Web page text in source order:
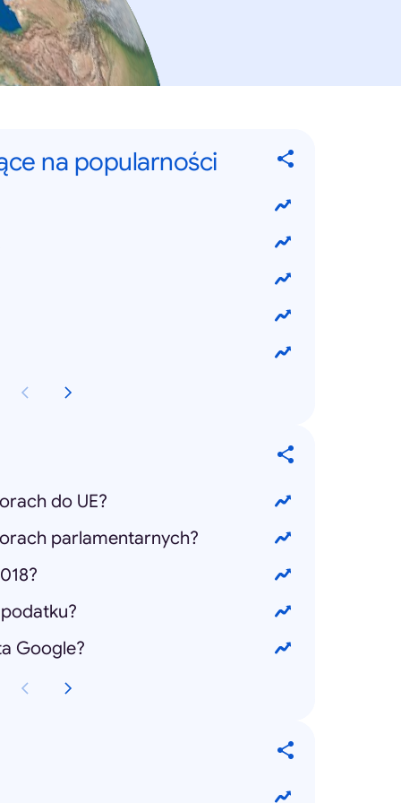
na popularności
do UE?
parlamentarnych?
Google?